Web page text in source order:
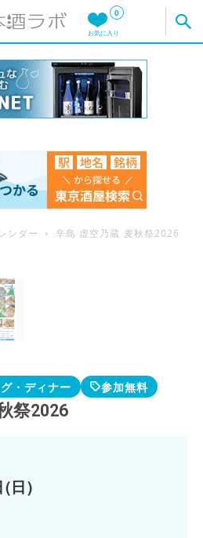
0
お気に入り
ンダー 辛島 虚空乃蔵 麦秋祭2026
・ディナー 参加無料
祭2026
(日)